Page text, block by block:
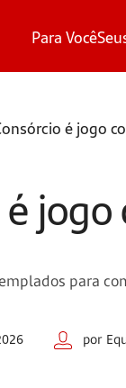
Para Você
é jogo
para
por